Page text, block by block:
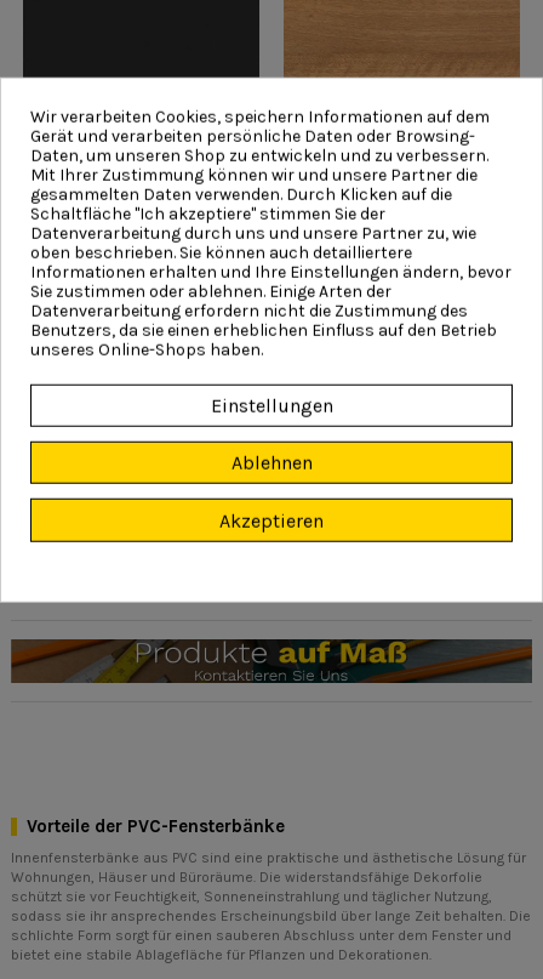
Schwarz Matt Winchester
Marmor Weiß
Achtung!
Die oben genannten Farben dienen als Präsentation und können
aufgrund von verschiedenen Monitoreinstellungen von der
tatsächlichen Farbe abweichen.
Vorteile der PVC-Fensterbänke
Innenfensterbänke aus PVC sind eine praktische und ästhetische Lösung für
Wohnungen, Häuser und Büroräume. Die widerstandsfähige Dekorfolie
schützt sie vor Feuchtigkeit, Sonneneinstrahlung und täglicher Nutzung,
sodass sie ihr ansprechendes Erscheinungsbild über lange Zeit behalten. Die
schlichte Form sorgt für einen sauberen Abschluss unter dem Fenster und
bietet eine stabile Ablagefläche für Pflanzen und Dekorationen.
Wir verarbeiten Cookies, speichern Informationen auf dem
Gerät und verarbeiten persönliche Daten oder Browsing-
Daten, um unseren Shop zu entwickeln und zu verbessern.
Mit Ihrer Zustimmung können wir und unsere Partner die
gesammelten Daten verwenden. Durch Klicken auf die
Schaltfläche "Ich akzeptiere" stimmen Sie der
Datenverarbeitung durch uns und unsere Partner zu, wie
oben beschrieben. Sie können auch detailliertere
Informationen erhalten und Ihre Einstellungen ändern, bevor
Sie zustimmen oder ablehnen. Einige Arten der
Datenverarbeitung erfordern nicht die Zustimmung des
Benutzers, da sie einen erheblichen Einfluss auf den Betrieb
unseres Online-Shops haben.
Einstellungen
Ablehnen
Akzeptieren